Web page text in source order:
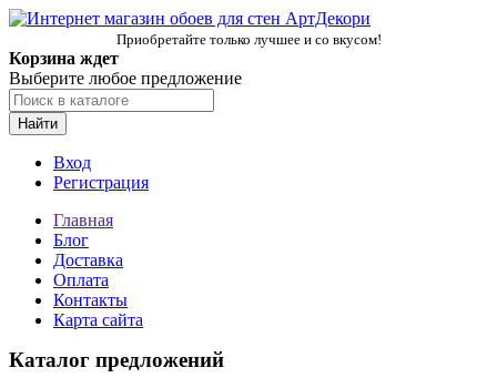
Приобретайте только лучшее и со вкусом!
Корзина ждет
Выберите любое предложение
Найти
Вход
Регистрация
Главная
Блог
Доставка
Оплата
Контакты
Карта сайта
Каталог предложений